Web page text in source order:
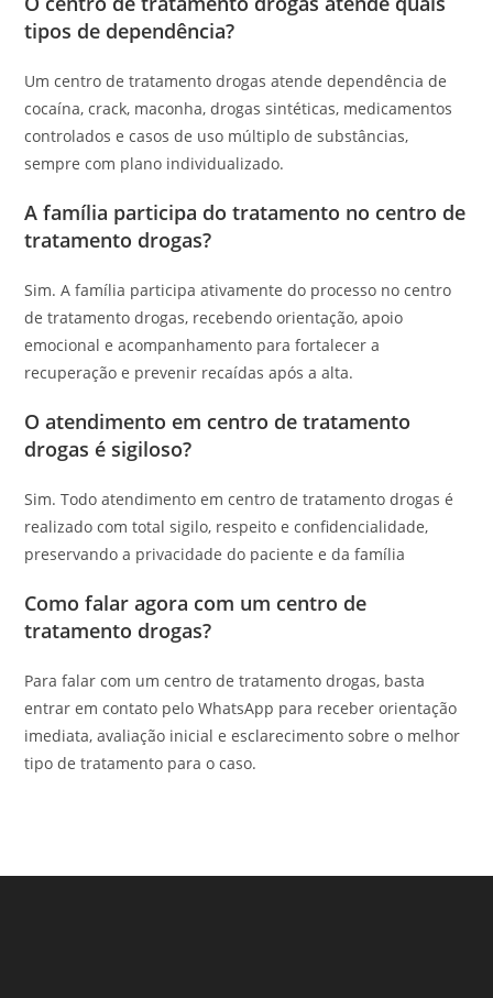
tipos de dependência?
Um centro de tratamento drogas atende dependência de
cocaína, crack, maconha, drogas sintéticas, medicamentos
controlados e casos de uso múltiplo de substâncias,
sempre com plano individualizado.
A família participa do tratamento no centro de
tratamento drogas?
Sim. A família participa ativamente do processo no centro
de tratamento drogas, recebendo orientação, apoio
emocional e acompanhamento para fortalecer a
recuperação e prevenir recaídas após a alta.
O atendimento em centro de tratamento
drogas é sigiloso?
Sim. Todo atendimento em centro de tratamento drogas é
realizado com total sigilo, respeito e confidencialidade,
preservando a privacidade do paciente e da família
Como falar agora com um centro de
tratamento drogas?
Para falar com um centro de tratamento drogas, basta
entrar em contato pelo WhatsApp para receber orientação
imediata, avaliação inicial e esclarecimento sobre o melhor
tipo de tratamento para o caso.